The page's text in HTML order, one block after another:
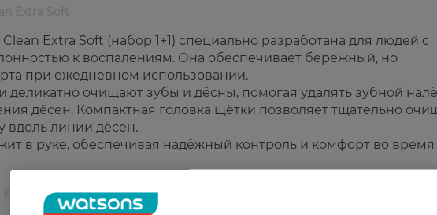
Extra Soft (набор 1+1) специально разработана для людей с
к воспалениям. Она обеспечивает бережный, но
при ежедневном использовании.
деликатно очищают зубы и дёсны, помогая удалять зубной
дёсен. Компактная головка щётки позволяет тщательно
вдоль линии дёсен.
в руке, обеспечивая надёжный контроль и комфорт во время
Expert Clean Extra Soft